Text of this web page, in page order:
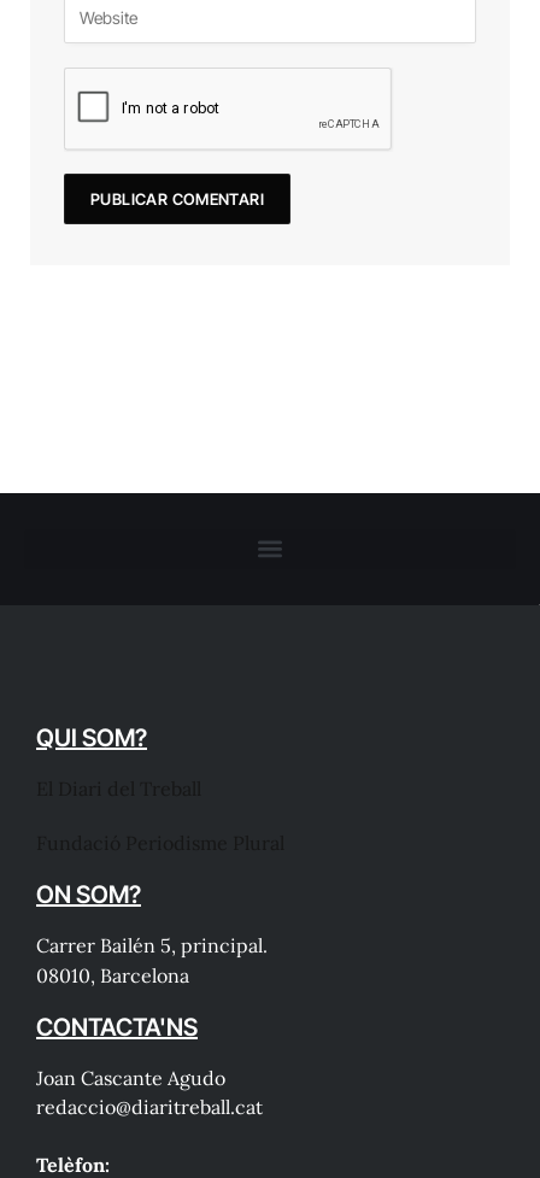
QUI SOM?
ON SOM?
Carrer Bailén 5, principal.
08010, Barcelona
CONTACTA'NS
Joan Cascante Agudo
redaccio@diaritreball.cat
Telèfon: